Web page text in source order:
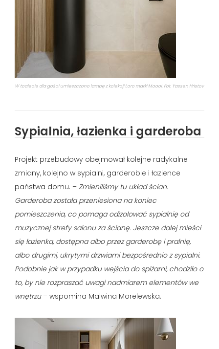
W toalecie dla gości umieszczono lampę z kolekcji Loro marki Moooi. Fot. Yassen Hristov
Sypialnia, łazienka i garderoba
Projekt przebudowy obejmował kolejne radykalne
zmiany, kolejno w sypialni, garderobie i łazience
państwa domu. – Zmieniliśmy tu układ ścian.
Garderoba została przeniesiona na koniec
pomieszczenia, co pomaga odizolować sypialnię od
muzycznej strefy salonu za ścianę. Jeszcze dalej mieści
się łazienka, dostępna albo przez garderobę i pralnię,
albo drugimi, ukrytymi drzwiami bezpośrednio z sypialni.
Podobnie jak w przypadku wejścia do spiżarni, chodziło o
to, by nie rozpraszać uwagi nadmiarem elementów we
wnętrzu – wspomina Malwina Morelewska.